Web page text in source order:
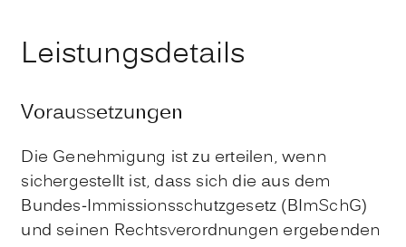
Leistungsdetails
Voraussetzungen
Die Genehmigung ist zu erteilen, wenn
sichergestellt ist, dass sich die aus dem
Bundes-Immissionsschutzgesetz (BImSchG)
und seinen Rechtsverordnungen ergebenden